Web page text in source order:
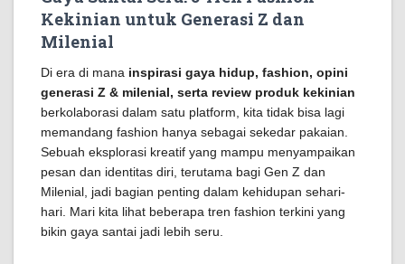
Kekinian untuk Generasi Z dan
Milenial
Di era di mana inspirasi gaya hidup, fashion, opini
generasi Z & milenial, serta review produk kekinian
berkolaborasi dalam satu platform, kita tidak bisa lagi
memandang fashion hanya sebagai sekedar pakaian.
Sebuah eksplorasi kreatif yang mampu menyampaikan
pesan dan identitas diri, terutama bagi Gen Z dan
Milenial, jadi bagian penting dalam kehidupan sehari-
hari. Mari kita lihat beberapa tren fashion terkini yang
bikin gaya santai jadi lebih seru.